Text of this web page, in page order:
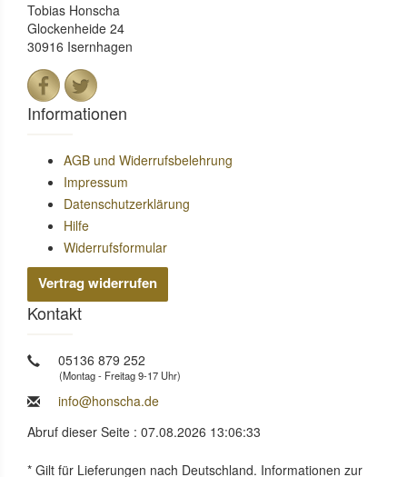
Tobias Honscha
Glockenheide 24
30916 Isernhagen
Informationen
AGB und Widerrufsbelehrung
Impressum
Datenschutzerklärung
Hilfe
Widerrufsformular
Vertrag widerrufen
Kontakt
05136 879 252
(Montag - Freitag 9-17 Uhr)
info@honscha.de
Abruf dieser Seite : 07.08.2026 13:06:33
* Gilt für Lieferungen nach Deutschland. Informationen zur